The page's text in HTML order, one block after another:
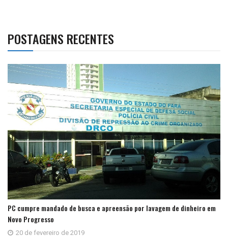
POSTAGENS RECENTES
PC cumpre mandado de busca e apreensão por lavagem de dinheiro em
Novo Progresso
20 de fevereiro de 2019